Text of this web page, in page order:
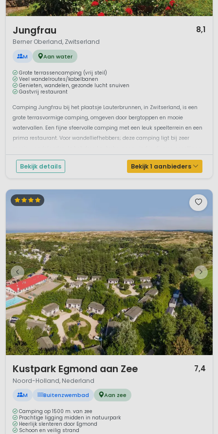
Jungfrau 8,1
Berner Oberland, Zwitserland
M Aan water
Grote terrassencamping (vrij steil)
Veel wandelroutes/kabelbanen
Genieten, wandelen, gezonde lucht snuiven
Gastvrij restaurant
Camping Jungfrau bij het plaatsje Lauterbrunnen, in Zwitserland, is een
grote terrasvormige camping, omgeven door bergtoppen en mooie
watervallen. Een fijne sfeervolle camping met een leuk speelterrein en een
prima restaurant. Voor wandelliefhebbers; deze camping ligt bij zeer
Bekijk details Bekijk 1 aanbieders
Kustpark Egmond aan Zee 7,4
Noord-Holland, Nederland
M Buitenzwembad Aan zee
Camping op 1500 m. van zee
Prachtige ligging midden in natuurpark
Heerlijk slenteren door Egmond
Schoon en veilig strand